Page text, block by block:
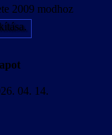
2009 modhoz
04. 14.